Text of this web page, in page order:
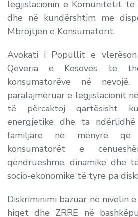
legjislacionin e Komunitetit të
dhe në kundërshtim me
Mbrojtjen e Konsumatorit.
Avokati i Popullit e
Qeveria e Kosovës të
konsumatorëve në
paralajmëruar e legjislacionit
të përcaktoj qartësisht
energjetike dhe ta
familjare në mënyrë që
konsumatorët e
qëndrueshme, dinamike dhe
socio-ekonomike të tyre pa
Diskriminimi bazuar në nivelin
hiqet dhe ZRRE në